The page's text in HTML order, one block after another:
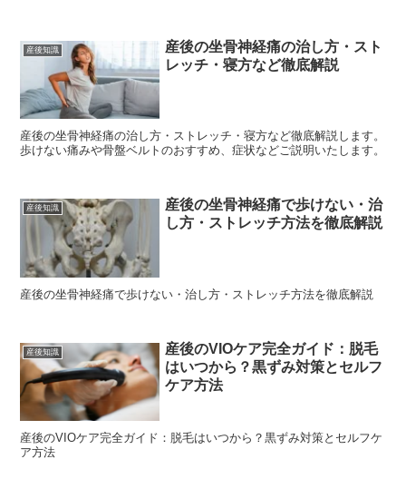
産後知識
産後の坐骨神経痛の治し方・スト
レッチ・寝方など徹底解説
産後の坐骨神経痛の治し方・ストレッチ・寝方など徹底解説します。
歩けない痛みや骨盤ベルトのおすすめ、症状などご説明いたします。
産後知識
産後の坐骨神経痛で歩けない・治
し方・ストレッチ方法を徹底解説
産後の坐骨神経痛で歩けない・治し方・ストレッチ方法を徹底解説
産後知識
産後のVIOケア完全ガイド：脱毛
はいつから？黒ずみ対策とセルフ
ケア方法
産後のVIOケア完全ガイド：脱毛はいつから？黒ずみ対策とセルフケ
ア方法